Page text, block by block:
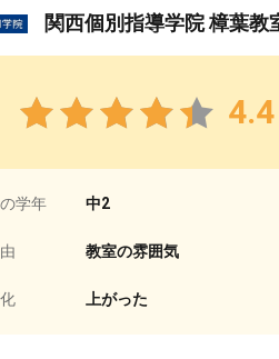
関西個別指導学院 樟葉教
4.4
学年 中2
教室の雰囲気
上がった